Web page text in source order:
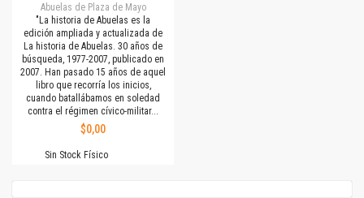
Abuelas de Plaza de Mayo
"La historia de Abuelas es la
edición ampliada y actualizada de
La historia de Abuelas. 30 años de
búsqueda, 1977-2007, publicado en
2007. Han pasado 15 años de aquel
libro que recorría los inicios,
cuando batallábamos en soledad
contra el régimen cívico-militar...
$0,00
Sin Stock Físico